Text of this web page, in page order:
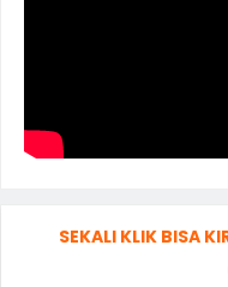
SEKALI KLIK BISA